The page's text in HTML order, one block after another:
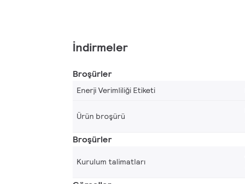
İndirmeler
Broşürler
Enerji Verimliliği Etiketi
Ürün broşürü
Broşürler
Kurulum talimatları